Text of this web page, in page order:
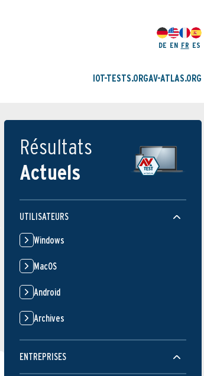
DE EN FR ES
IOT-TESTS.ORGAV-ATLAS.ORG
Résultats
Actuels
UTILISATEURS
Windows
MacOS
Android
Archives
ENTREPRISES